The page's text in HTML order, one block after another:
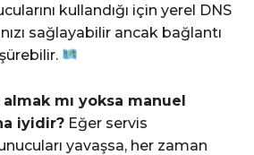
kullandığı için yerel DNS
sağlayabilir ancak bağlantı
mı yoksa manuel
iyidir? Eğer servis
yavaşsa, her zaman